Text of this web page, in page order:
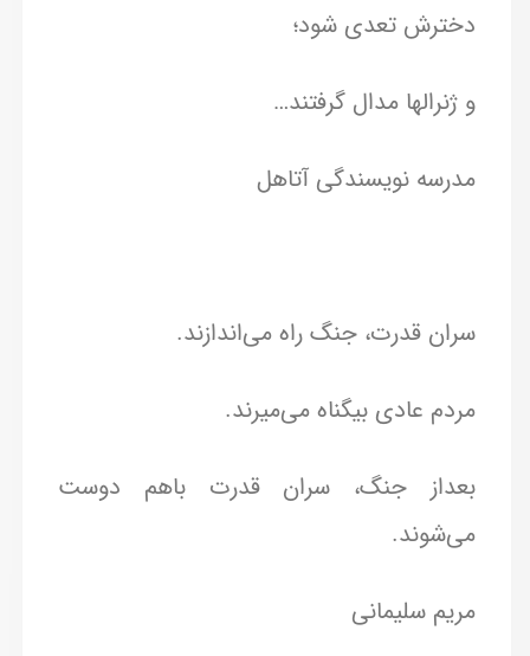
دخترش تعدی شود؛
و ژنرالها مدال گرفتند…
مدرسه نویسندگی آتاهل
سران قدرت، جنگ راه می‌اندازند.
مردم عادی بیگناه می‌میرند.
بعداز جنگ، سران قدرت باهم دوست
می‌شوند.
مریم سلیمانی